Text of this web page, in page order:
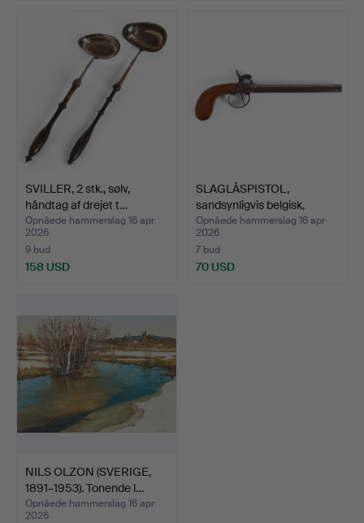
SVILLER, 2 stk., sølv,
håndtag af drejet t…
Opnåede hammerslag 16 apr
2026
9 bud
158 USD
SLAGLÅSPISTOL,
sandsynligvis belgisk,
sene…
Opnåede hammerslag 16 apr
2026
7 bud
70 USD
NILS OLZON (SVERIGE,
1891–1953). Tonende l…
Opnåede hammerslag 16 apr
2026